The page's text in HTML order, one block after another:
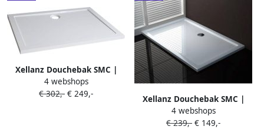
Xellanz Douchebak SMC |
120x90x4 cm | SMC |
Excl.Afvoer | Rechthoek | Wit
4 webshops
€ 302,- € 249,-
Xellanz Douchebak SMC |
120x80x4 cm | SMC |
Excl.Afvoer | Rechthoek | Wit
4 webshops
€ 239,- € 149,-